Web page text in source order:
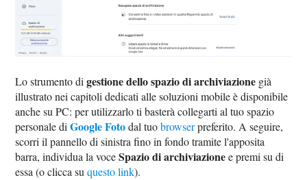
Lo strumento digestione dello spazio di archiviazione già
illustrato nei capitoli dedicati alle soluzioni mobile è disponibile
anche su PC: per utilizzarlo ti basterà collegarti al tuo spazio
personale diGoogle Fotodal tuobrowserpreferito. A seguire,
scorri il pannello di sinistra fino in fondo tramite l'apposita
barra, individua la voceSpazio di archiviazionee premi su di
essa (o clicca suquesto link).